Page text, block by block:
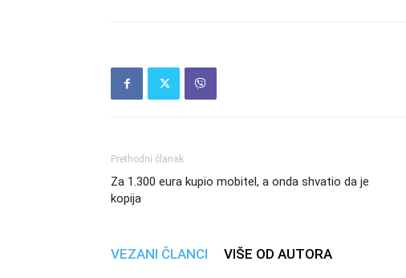
Prethodni članak
Za 1.300 eura kupio mobitel, a onda shvatio da je
kopija
VEZANI ČLANCI VIŠE OD AUTORA